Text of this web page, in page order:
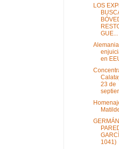
LOS
GUE...
en
23 de
GERMÁN
1041)